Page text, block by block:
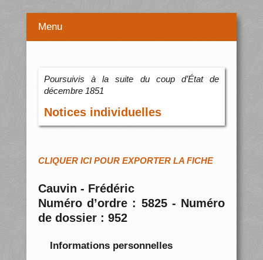
Menu
Poursuivis à la suite du coup d’État de
décembre 1851
Notices individuelles
CLIQUER ICI POUR EXPORTER LA FICHE
Cauvin - Frédéric
Numéro d’ordre : 5825 - Numéro
de dossier : 952
Informations personnelles